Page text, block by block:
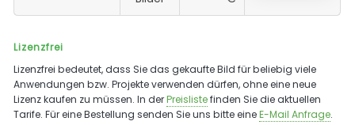
Lizenzfrei
Lizenzfrei bedeutet, dass Sie das gekaufte Bild für beliebig viele
Anwendungen bzw. Projekte verwenden dürfen, ohne eine neue
Lizenz kaufen zu müssen. In derPreislistefinden Sie die aktuellen
Tarife. Für eine Bestellung senden Sie uns bitte eineE-Mail Anfrage.